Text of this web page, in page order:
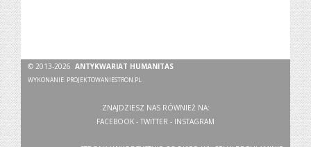
© 2013-2026ANTYKWARIAT HUMANITAS
WYKONANIE: PROJEKTOWANIESTRON.PL
ZNAJDZIESZ NAS RÓWNIEŻ NA:
FACEBOOK - TWITTER - INSTAGRAM